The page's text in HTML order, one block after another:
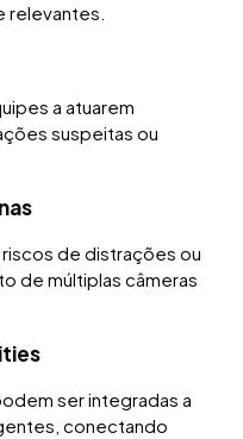
relevantes.
a atuarem
suspeitas ou
riscos de distrações ou
de múltiplas câmeras
ser integradas a
conectando